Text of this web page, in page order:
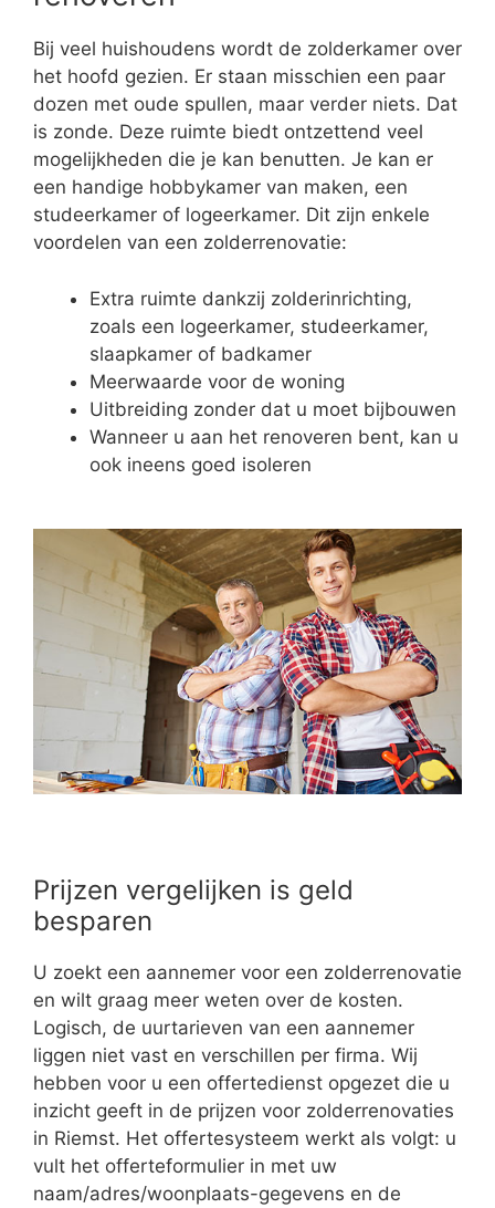
Bij veel huishoudens wordt de zolderkamer over
het hoofd gezien. Er staan misschien een paar
dozen met oude spullen, maar verder niets. Dat
is zonde. Deze ruimte biedt ontzettend veel
mogelijkheden die je kan benutten. Je kan er
een handige hobbykamer van maken, een
studeerkamer of logeerkamer. Dit zijn enkele
voordelen van een zolderrenovatie:
Extra ruimte dankzij zolderinrichting,
zoals een logeerkamer, studeerkamer,
slaapkamer of badkamer
Meerwaarde voor de woning
Uitbreiding zonder dat u moet bijbouwen
Wanneer u aan het renoveren bent, kan u
ook ineens goed isoleren
Prijzen vergelijken is geld
besparen
U zoekt een aannemer voor een zolderrenovatie
en wilt graag meer weten over de kosten.
Logisch, de uurtarieven van een aannemer
liggen niet vast en verschillen per firma. Wij
hebben voor u een offertedienst opgezet die u
inzicht geeft in de prijzen voor zolderrenovaties
in Riemst. Het offertesysteem werkt als volgt: u
vult het offerteformulier in met uw
naam/adres/woonplaats-gegevens en de